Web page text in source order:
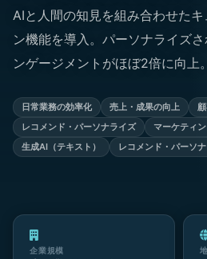
AIと人間の知見を組み合わせた
ン機能を導入。パーソナライズ
ンゲージメントがほぼ2倍に向上。
日常業務の効率化 売上・成果の向上
レコメンド・パーソナライズ
マーケティ
生成AI（テキスト）
レコメンド・パーソ
企業規模